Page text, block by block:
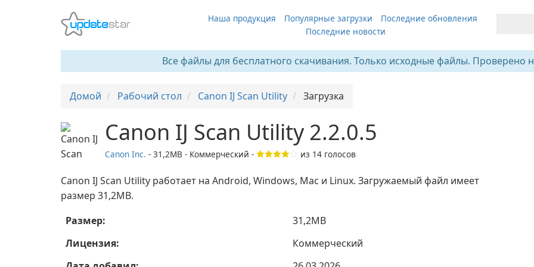
Наша продукция Популярные загрузки
Последние обновления
Последние новости
Все файлы для бесплатного скачивания. Только исходные файлы. Проверено
Домой Рабочий стол Canon IJ Scan Utility Загрузка
Canon IJ Scan Utility 2.2.0.5
Canon Inc. - 31,2MB - Коммерческий - из 14 голосов
Canon IJ Scan Utility работает на Android, Windows, Mac и Linux. Загружаемый файл имеет
размер 31,2MB.
Размер:
31,2MB
Лицензия:
Коммерческий